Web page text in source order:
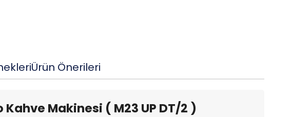
Ürün Önerileri
Makinesi ( M23 UP DT/2 )